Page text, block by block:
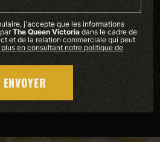
j'accepte que les informations
The Queen Victoriadans le cadre de
et de la relation commerciale qui peut
plus en consultant notre politique de